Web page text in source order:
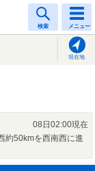
検索 メニュー
現在地
08日02:00現在
約50kmを西南西に進